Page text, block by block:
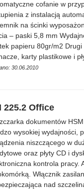
cofanie w
z instalacją
na ścinki
– paski 5,8 mm
papieru 80gr/m2
karty plastikowe i
30.06.2010
225.2 Office
dokumentów
wysokiej wydajności,
niszczącego w
oraz płyty CD i
kontrola pracy.
Włącznik
nad